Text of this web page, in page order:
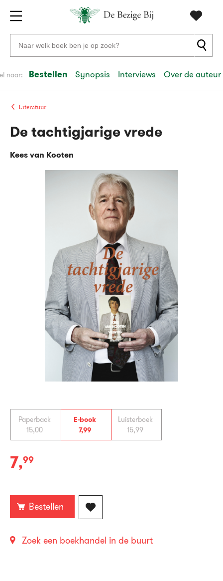
Gratis
verzending
vanaf
20
euro
Voor
23:59
volgendein
Veilig
Gratis
Zoeken
naar
auteurs
en
uitgevers
naar: Bestellen Synopsis Interviews Over de auteur
Literatuur
Paperback
15,00
E-book
7,99
Luisterboek
15,99
E-
7,99
Bestellen
Zoek een boekhandel in de buurt
De tachtigjarige vrede
Kees van Kooten